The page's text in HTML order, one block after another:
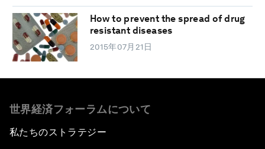
How to prevent the spread of drug
resistant diseases
2015年07月21日
世界経済フォーラムについて
私たちのストラテジー